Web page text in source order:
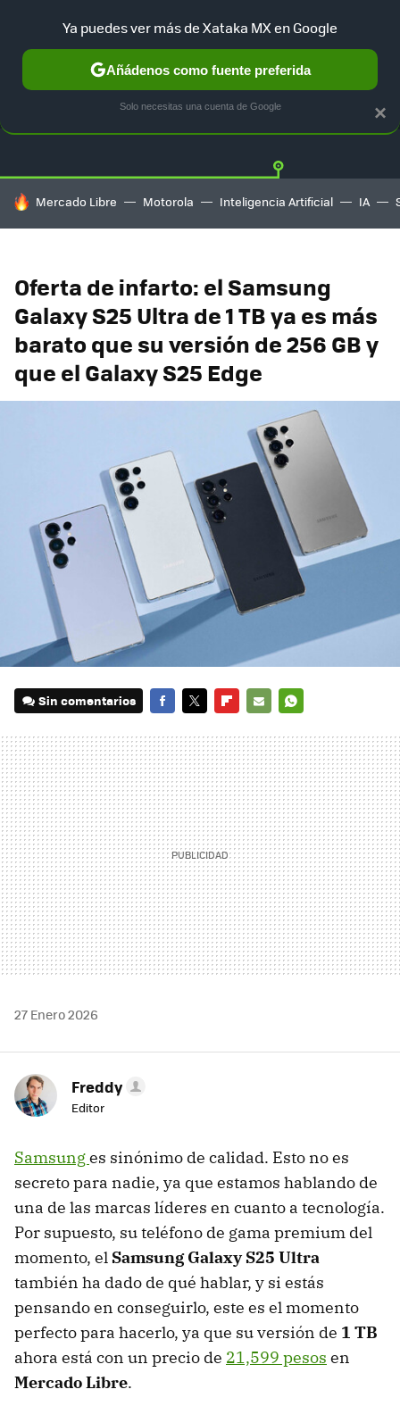
GUÍA DE COMPRAS MERCADO LIBRE
HOY SE HABLA DE
Mercado Libre Motorola Inteligencia Artificial IA
Oferta de infarto: el Samsung
Galaxy S25 Ultra de 1 TB ya es más
barato que su versión de 256 GB y
que el Galaxy S25 Edge
Sin comentarios
MAIL
27 Enero 2026
Freddy
Editor
Samsunges sinónimo de calidad. Esto no es
secreto para nadie, ya que estamos hablando de
una de las marcas líderes en cuanto a tecnología.
Por supuesto, su teléfono de gama premium del
momento, el Samsung Galaxy S25 Ultra
también ha dado de qué hablar, y si estás
pensando en conseguirlo, este es el momento
perfecto para hacerlo, ya que su versión de 1 TB
ahora está con un precio de 21,599 pesos en
Mercado Libre.
×
Ya puedes ver más de Xataka MX en Google
Añádenos como fuente preferida
Solo necesitas una cuenta de Google